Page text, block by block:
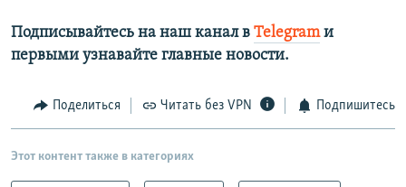
Подписывайтесь на наш канал в Telegramи
первыми узнавайте главные новости.​
Поделиться Читать без VPN Подпишитесь
Этот контент также в категориях